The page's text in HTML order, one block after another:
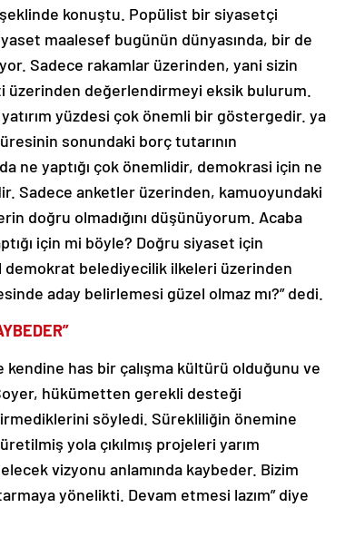
konuştu. Popülist bir siyasetçi
maalesef bugünün dünyasında, bir de
Sadece rakamlar üzerinden, yani sizin
üzerinden değerlendirmeyi eksik bulurum.
yüzdesi çok önemli bir göstergedir. ya
sonundaki borç tutarının
ne yaptığı çok önemlidir, demokrasi için ne
Sadece anketler üzerinden, kamuoyundaki
doğru olmadığını düşünüyorum. Acaba
için mi böyle? Doğru siyaset için
demokrat belediyecilik ilkeleri üzerinden
aday belirlemesi güzel olmaz mı?” dedi.
kendine has bir çalışma kültürü olduğunu ve
hükümetten gerekli desteği
söyledi. Sürekliliğin önemine
yola çıkılmış projeleri yarım
vizyonu anlamında kaybeder. Bizim
yönelikti. Devam etmesi lazım” diye